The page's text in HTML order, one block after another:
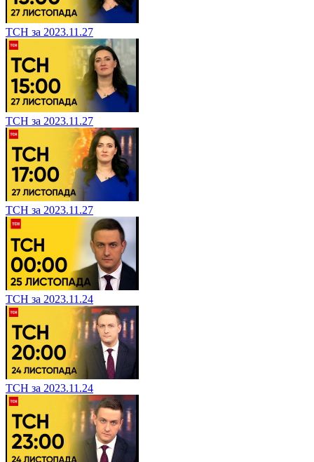
ТСН за 2023.11.27
ТСН за 2023.11.27
ТСН за 2023.11.27
ТСН за 2023.11.24
ТСН за 2023.11.24